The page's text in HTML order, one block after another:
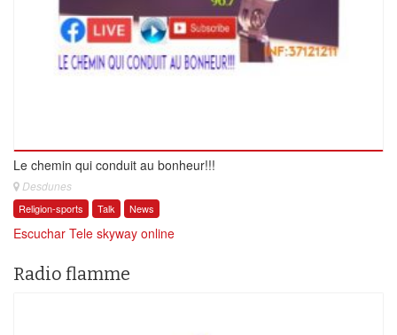
Le chemin qui conduit au bonheur!!!
Desdunes
Religion-sports Talk News
Escuchar Tele skyway online
Radio flamme